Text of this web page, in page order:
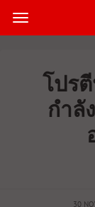
โปร
กำลั
30